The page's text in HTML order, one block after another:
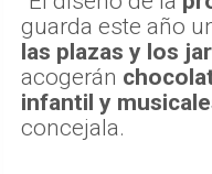
guarda este año
las plazas y los
acogerán
infantil y
concejala.